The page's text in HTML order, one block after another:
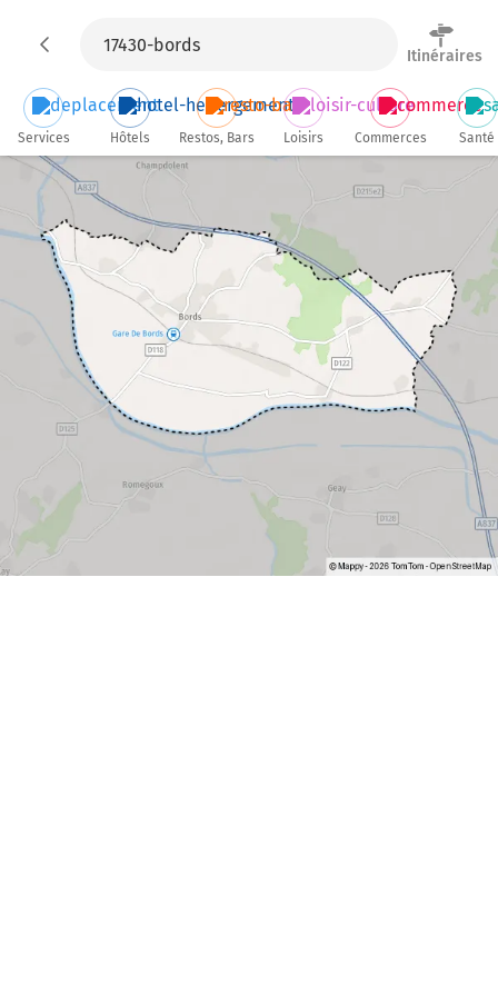
Itinéraires
Services Hôtels Restos, Bars Loisirs Commerces Santé